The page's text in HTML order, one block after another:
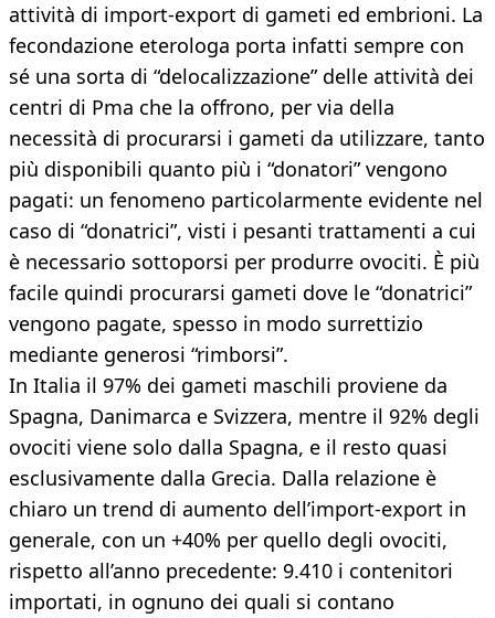
attività di import-export di gameti ed embrioni. La
fecondazione eterologa porta infatti sempre con
sé una sorta di “delocalizzazione” delle attività dei
centri di Pma che la offrono, per via della
necessità di procurarsi i gameti da utilizzare, tanto
più disponibili quanto più i “donatori” vengono
pagati: un fenomeno particolarmente evidente nel
caso di “donatrici”, visti i pesanti trattamenti a cui
è necessario sottoporsi per produrre ovociti. È più
facile quindi procurarsi gameti dove le “donatrici”
vengono pagate, spesso in modo surrettizio
mediante generosi “rimborsi”.
In Italia il 97% dei gameti maschili proviene da
Spagna, Danimarca e Svizzera, mentre il 92% degli
ovociti viene solo dalla Spagna, e il resto quasi
esclusivamente dalla Grecia. Dalla relazione è
chiaro un trend di aumento dell’import-export in
generale, con un +40% per quello degli ovociti,
rispetto all’anno precedente: 9.410 i contenitori
importati, in ognuno dei quali si contano